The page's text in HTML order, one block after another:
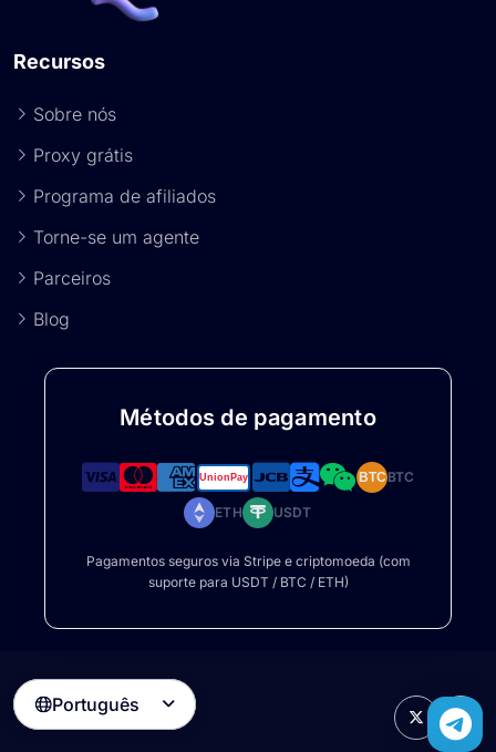
Recursos
Sobre nós
Proxy grátis
Programa de afiliados
Torne-se um agente
Parceiros
Blog
Métodos de pagamento
BTCBTC
ETH USDT
Pagamentos seguros via Stripe e criptomoeda (com
suporte para USDT / BTC / ETH)
Português 